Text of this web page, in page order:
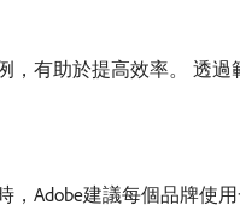
有助於提高效率。 透
，Adobe建議每個品牌